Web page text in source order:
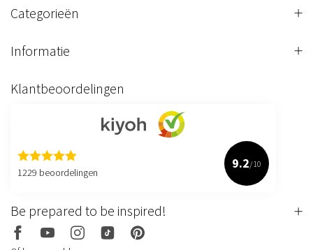
Categorieën
Informatie
Klantbeoordelingen
1229 beoordelingen
9.2/10
Be prepared to be inspired!